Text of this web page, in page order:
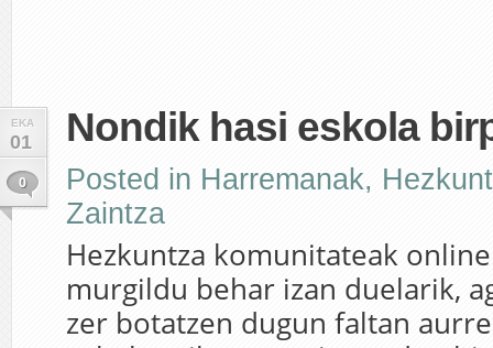
EKA
01
0
Nondik hasi eskola
Posted in Harremanak,
Zaintza
Hezkuntza komunitateak
murgildu behar izan duelarik,
zer botatzen dugun faltan